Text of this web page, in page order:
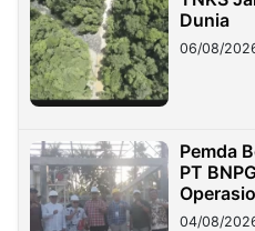
Dunia
06/08/
Pemda
PT
04/08/